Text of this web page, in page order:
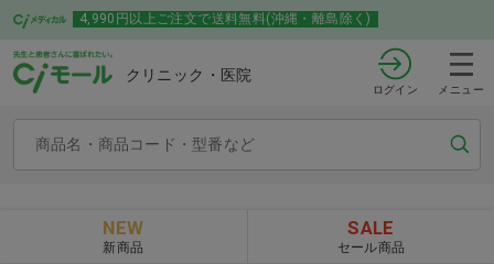
4,990円以上ご注文で送料無料(沖縄・離島除く)
クリニック・医院
ログイン メニュー
NEW
新商品
SALE
セール商品